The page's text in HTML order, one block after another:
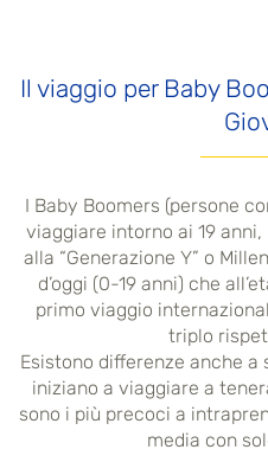
Il viaggio per Baby
I Baby Boomers (persone
viaggiare intorno ai 19
alla “Generazione Y” o
d’oggi (0-19 anni) che
primo viaggio
triplo
Esistono differenze anche a
iniziano a viaggiare a
sono i più precoci a
media con